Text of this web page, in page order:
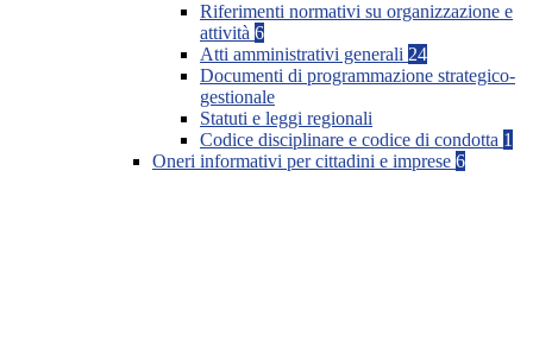
Riferimenti normativi su organizzazione e
attività 6
Atti amministrativi generali 24
Documenti di programmazione strategico-
gestionale
Statuti e leggi regionali
Codice disciplinare e codice di condotta 1
Oneri informativi per cittadini e imprese 6